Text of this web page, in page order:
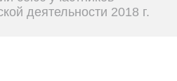
деятельности 2018 г.